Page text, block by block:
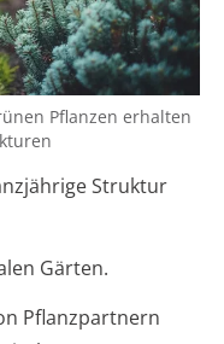
Pflanzen erhalten
Struktur
Gärten.
Pflanzpartnern